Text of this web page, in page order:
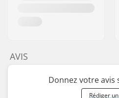
AVIS
Donnez votre
Rédiger